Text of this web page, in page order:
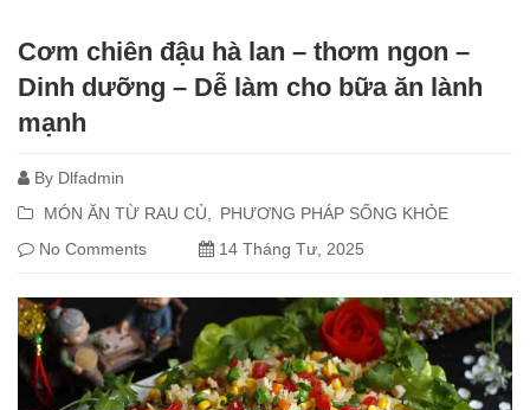
more
Cơm chiên đậu hà lan – thơm ngon –
Dinh dưỡng – Dễ làm cho bữa ăn lành
mạnh
By Dlfadmin
MÓN ĂN TỪ RAU CỦ
PHƯƠNG PHÁP SỐNG KHỎE
No Comments
14 Tháng Tư, 2025